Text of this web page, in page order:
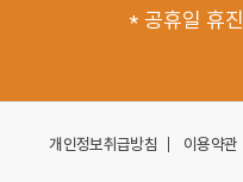
* 공휴일 휴진
개인정보취급방침 이용약관